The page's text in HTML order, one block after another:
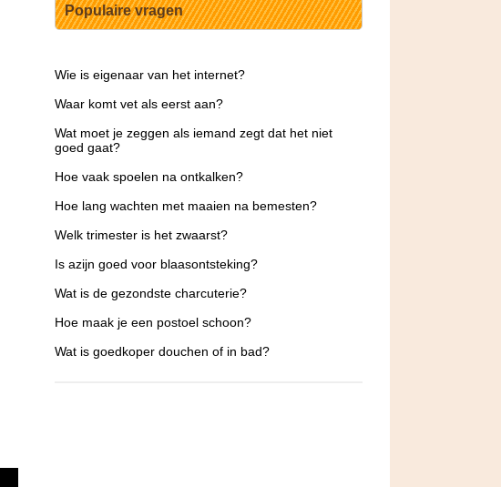
Populaire vragen
Wie is eigenaar van het internet?
Waar komt vet als eerst aan?
Wat moet je zeggen als iemand zegt dat het niet
goed gaat?
Hoe vaak spoelen na ontkalken?
Hoe lang wachten met maaien na bemesten?
Welk trimester is het zwaarst?
Is azijn goed voor blaasontsteking?
Wat is de gezondste charcuterie?
Hoe maak je een postoel schoon?
Wat is goedkoper douchen of in bad?